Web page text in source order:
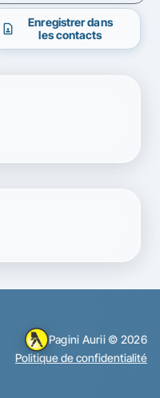
contact_page
Enregistrer dans
les contacts
Pagini Aurii © 2026
Politique de confidentialité